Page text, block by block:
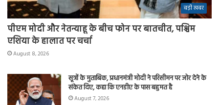
बड़ी खबर
पीएम मोदी और नेतन्याहू के बीच फोन पर बातचीत, पश्चिम
एशिया के हालात पर चर्चा
August 8, 2026
सूत्रों के मुताबिक, प्रधानमंत्री मोदी ने परिसीमन पर जोर देने के
संकेत दिए, कहा कि एनडीए के पास बहुमत है
August 7, 2026